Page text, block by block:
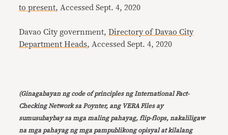
to present, Accessed Sept. 4, 2020
Davao City government,Directory of Davao City
Department Heads, Accessed Sept. 4, 2020
(Ginagabayan ng code of principles ng International Fact-
Checking Network sa Poynter, ang VERA Files ay
sumusubaybay sa mga maling pahayag, flip-flops, nakaliligaw
na mga pahayag ng mga pampublikong opisyal at kilalang